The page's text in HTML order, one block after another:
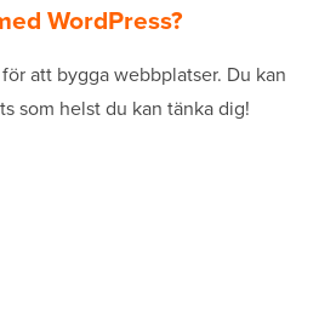
WordPress?
att bygga webbplatser. Du kan
som helst du kan tänka dig!